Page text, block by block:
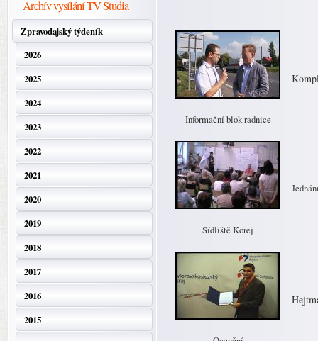
Archív vysílání TV Studia
Zpravodajský týdeník
2026
2025
2024
2023
2022
2021
2020
2019
2018
2017
2016
2015
Informační blok radnice
Sídliště Korej